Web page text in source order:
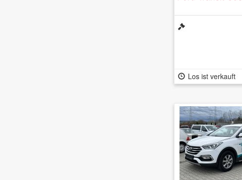
Los ist verkauft